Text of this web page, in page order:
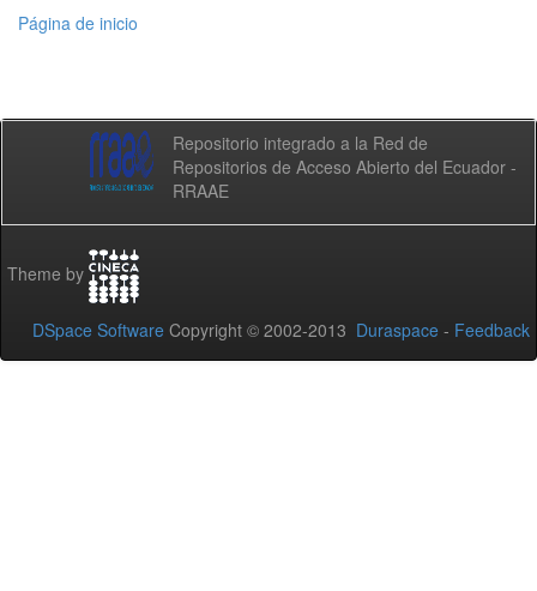
Página de inicio
Repositorio integrado a la Red de
Repositorios de Acceso Abierto del Ecuador -
RRAAE
Theme by
DSpace Software Copyright © 2002-2013 Duraspace - Feedback